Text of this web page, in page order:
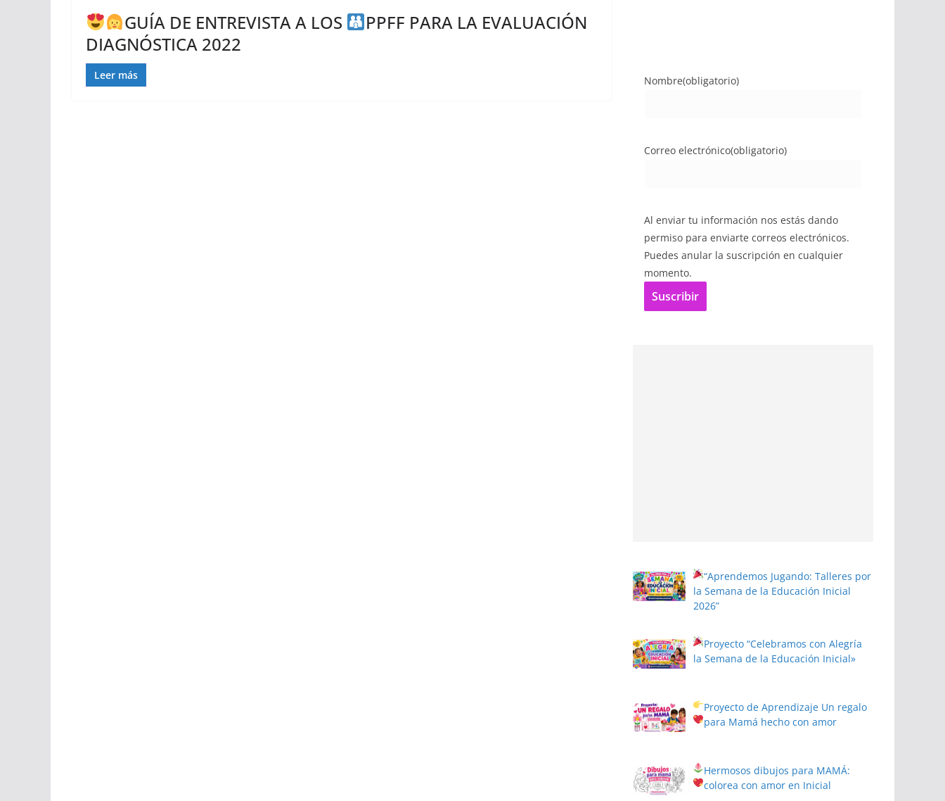
GUÍA DE ENTREVISTA A LOS
PPFF PARA LA EVALUACIÓN
DIAGNÓSTICA 2022
Leer más Nombre(obligatorio)
Correo electrónico(obligatorio)
Al enviar tu información nos estás dando
permiso para enviarte correos electrónicos.
Puedes anular la suscripción en cualquier
momento.
Suscribir
“Aprendemos Jugando: Talleres por
la Semana de la Educación Inicial
2026”
Proyecto“Celebramos con Alegría
la Semana de la Educación Inicial»
Proyecto de Aprendizaje Un regalo
para Mamá hecho con amor
Hermosos dibujos para MAMÁ:
colorea con amor en Inicial